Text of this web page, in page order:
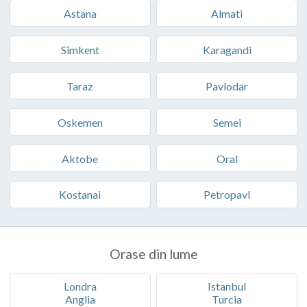
Astana Almati
Simkent Karagandi
Taraz Pavlodar
Oskemen Semei
Aktobe Oral
Kostanai Petropavl
Orase din lume
Londra
Anglia
Istanbul
Turcia